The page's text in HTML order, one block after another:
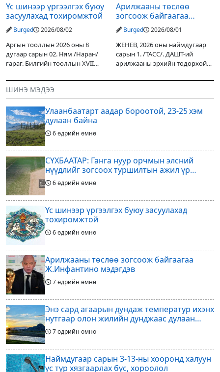
Үс шинээр үргээлгэх буюу
засуулахад тохиромжтой
Burged 2026/08/02
Аргын тооллын 2026 оны 8
дугаар сарын 02. Ням /Наран/
гараг. Билгийн тооллын XVII
гал Морин жилийн Зуны адаг
хөхөгчин хонь сарын шинийн
19, Адъяа /Асралт/
Арилжааны төслөө
зогсоож байгаагаа
Ж.Инфантино мэдэгдэв
Burged 2026/08/01
ЖЕНЕВ, 2026 оны наймдугаар
сарын 1. /ТАСС/. ДАШТ-ий
арилжааны эрхийн тодорхой
оруулагчдад худалдах
шийдвэрлэснээ ФИФА-гийн
ерөнхийлөгч Жанни
ШИНЭ МЭДЭЭ
Улаанбаатарт аадар бороотой, 23-25 хэм
дулаан байна
6 өдрийн өмнө
СҮХБААТАР: Ганга нуур орчмын элсний
нүүдлийг зогсоох туршилтын ажил үр
дүнгээ өгч эхэлжээ
6 өдрийн өмнө
Үс шинээр үргээлгэх буюу засуулахад
тохиромжтой
6 өдрийн өмнө
Арилжааны төслөө зогсоож байгаагаа
Ж.Инфантино мэдэгдэв
7 өдрийн өмнө
Энэ сард агаарын дундаж температур ихэнх
нутгаар олон жилийн дунджаас дулаан
байна
7 өдрийн өмнө
Наймдугаар сарын 3-13-ны хооронд халуун
ус түр хязгаарлах бүс, хороолол